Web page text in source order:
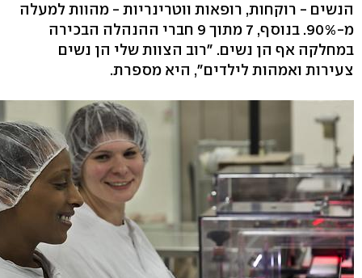
הנשים - רוקחות, רופאות ווטרינריות - מהוות למעלה
מ-90%. בנוסף, 7 מתוך 9 חברי ההנהלה הבכירה
במחלקה אף הן נשים. "רוב הצוות שלי הן נשים
צעירות ואמהות לילדים", היא מספרת.